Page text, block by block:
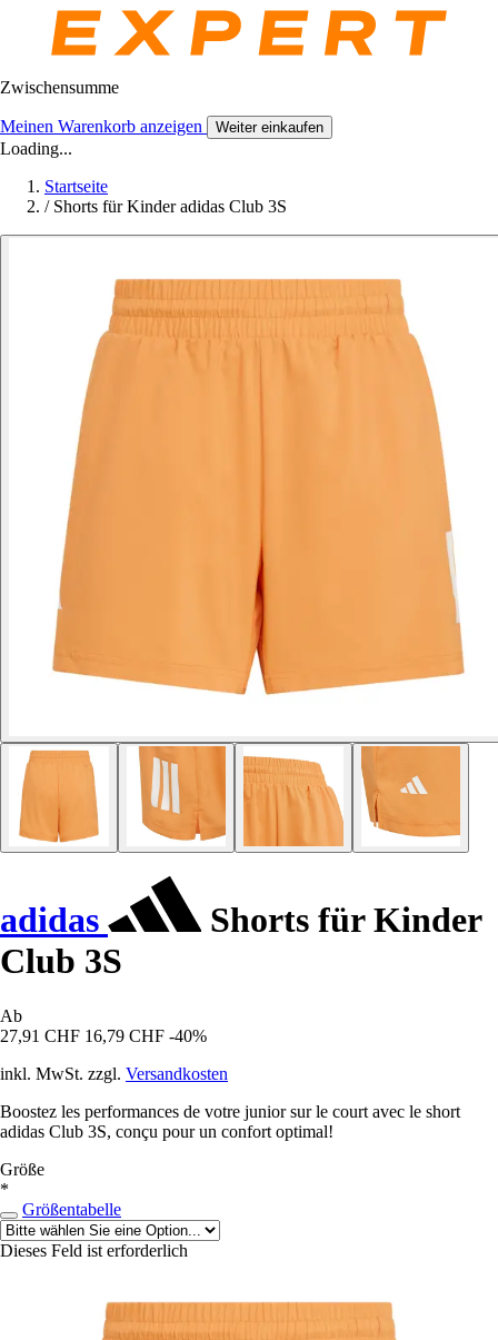
Zwischensumme
Meinen Warenkorb anzeigen Weiter einkaufen
Loading...
Startseite
/ Shorts für Kinder adidas Club 3S
adidas
Shorts für Kinder
Club 3S
Ab
27,91 CHF 16,79 CHF -40%
inkl. MwSt. zzgl. Versandkosten
Boostez les performances de votre junior sur le court avec le short
adidas Club 3S, conçu pour un confort optimal!
Größe
*
Größentabelle
Dieses Feld ist erforderlich